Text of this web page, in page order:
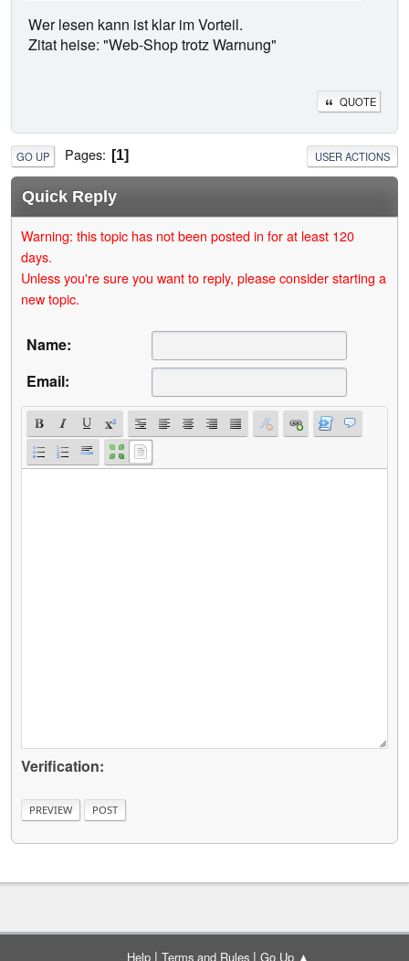
Wer lesen kann ist klar im Vorteil.
Zitat heise: "Web-Shop trotz Warnung"
QUOTE
GO UP Pages 1 USER ACTIONS
Quick Reply
Warning: this topic has not been posted in for at least 120
days.
Unless you're sure you want to reply, please consider starting a
new topic.
Name:
Email:
Verification:
Help | Terms and Rules | Go Up ▲